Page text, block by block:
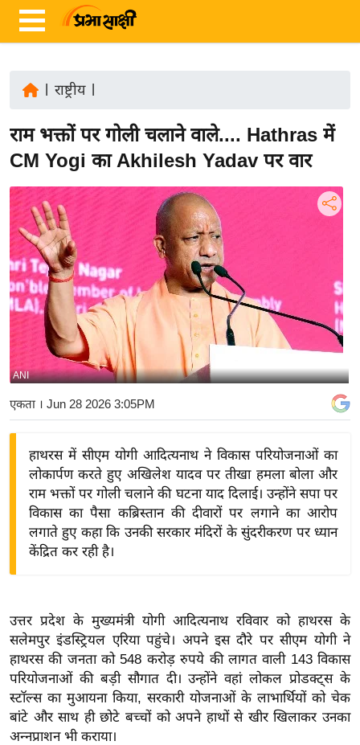
ज़ा
ख
र
रा
ष्ट्री
य
अं
त
र्रा
ष्ट्री
य
बि
ज़
द्यो
वि
शे
ष
ज्ञ
रा
य
राष्ट्रीय|
राम भक्तों पर गोली चलाने वाले.... Hathras में
CM Yogi का Akhilesh Yadav पर वार
ANI
एकता । Jun 28 2026 3:05PM
हाथरस में सीएम योगी आदित्यनाथ ने विकास परियोजनाओं का
लोकार्पण करते हुए अखिलेश यादव पर तीखा हमला बोला और
राम भक्तों पर गोली चलाने की घटना याद दिलाई। उन्होंने सपा पर
विकास का पैसा कब्रिस्तान की दीवारों पर लगाने का आरोप
लगाते हुए कहा कि उनकी सरकार मंदिरों के सुंदरीकरण पर ध्यान
केंद्रित कर रही है।
उत्तर प्रदेश के मुख्यमंत्री योगी आदित्यनाथ रविवार को हाथरस के
सलेमपुर इंडस्ट्रियल एरिया पहुंचे। अपने इस दौरे पर सीएम योगी ने
हाथरस की जनता को 548 करोड़ रुपये की लागत वाली 143 विकास
परियोजनाओं की बड़ी सौगात दी। उन्होंने वहां लोकल प्रोडक्ट्स के
स्टॉल्स का मुआयना किया, सरकारी योजनाओं के लाभार्थियों को चेक
बांटे और साथ ही छोटे बच्चों को अपने हाथों से खीर खिलाकर उनका
अन्नप्राशन भी कराया।